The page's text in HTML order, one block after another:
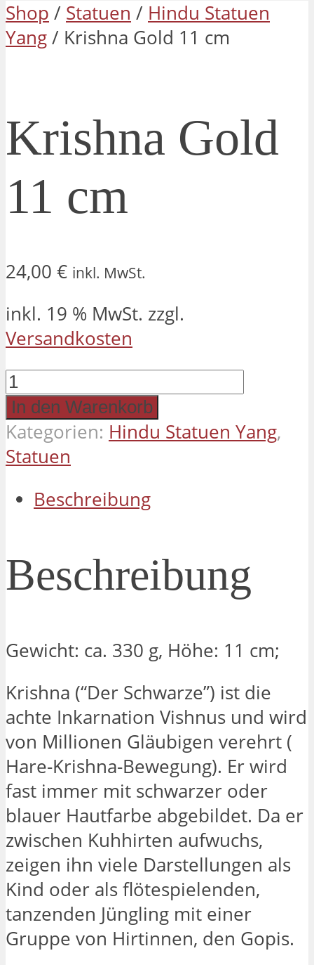
Shop / Statuen / Hindu Statuen
Yang / Krishna Gold 11 cm
Krishna Gold
11 cm
24,00 € inkl. MwSt.
inkl. 19 % MwSt. zzgl.
Versandkosten
Krishna
Gold
11
cm
In den Warenkorb
Kategorien: Hindu Statuen Yang,
Statuen
Beschreibung
Beschreibung
Gewicht: ca. 330 g, Höhe: 11 cm;
Krishna (“Der Schwarze”) ist die
achte Inkarnation Vishnus und wird
von Millionen Gläubigen verehrt (
Hare-Krishna-Bewegung). Er wird
fast immer mit schwarzer oder
blauer Hautfarbe abgebildet. Da er
zwischen Kuhhirten aufwuchs,
zeigen ihn viele Darstellungen als
Kind oder als flötespielenden,
tanzenden Jüngling mit einer
Gruppe von Hirtinnen, den Gopis.